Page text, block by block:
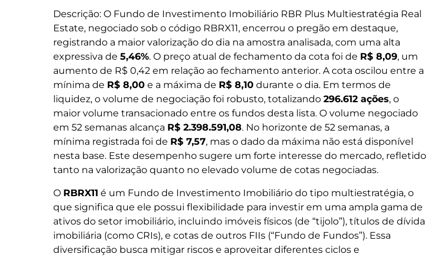
Descrição: O Fundo de Investimento Imobiliário RBR Plus Multiestratégia Real
Estate, negociado sob o código RBRX11, encerrou o pregão em destaque,
registrando a maior valorização do dia na amostra analisada, com uma alta
expressiva de 5,46%. O preço atual de fechamento da cota foi de R$ 8,09, um
aumento de R$ 0,42 em relação ao fechamento anterior. A cota oscilou entre a
mínima de R$ 8,00 e a máxima de R$ 8,10 durante o dia. Em termos de
liquidez, o volume de negociação foi robusto, totalizando 296.612 ações, o
maior volume transacionado entre os fundos desta lista. O volume negociado
em 52 semanas alcança R$ 2.398.591,08. No horizonte de 52 semanas, a
mínima registrada foi de R$ 7,57, mas o dado da máxima não está disponível
nesta base. Este desempenho sugere um forte interesse do mercado, refletido
tanto na valorização quanto no elevado volume de cotas negociadas.
O RBRX11 é um Fundo de Investimento Imobiliário do tipo multiestratégia, o
que significa que ele possui flexibilidade para investir em uma ampla gama de
ativos do setor imobiliário, incluindo imóveis físicos (de “tijolo”), títulos de dívida
imobiliária (como CRIs), e cotas de outros FIIs (“Fundo de Fundos”). Essa
diversificação busca mitigar riscos e aproveitar diferentes ciclos e